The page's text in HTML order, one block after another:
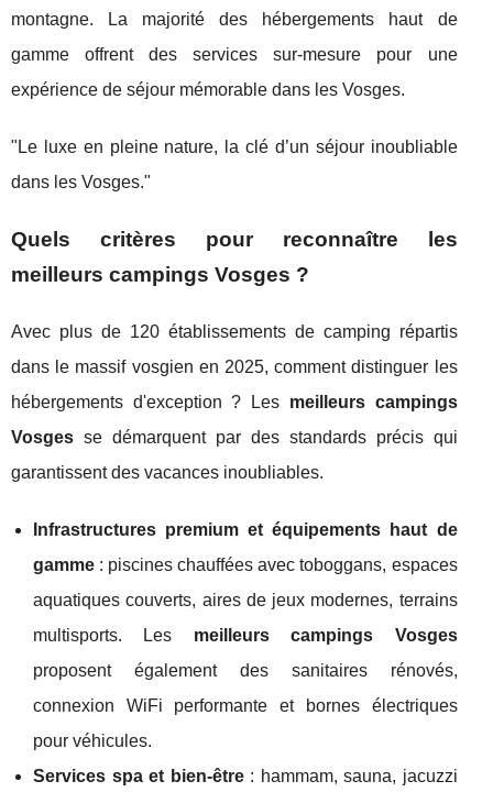
montagne. La majorité des hébergements haut de
gamme offrent des services sur-mesure pour une
expérience de séjour mémorable dans les Vosges.
"Le luxe en pleine nature, la clé d’un séjour inoubliable
dans les Vosges."
Quels critères pour reconnaître les
meilleurs campings Vosges ?
Avec plus de 120 établissements de camping répartis
dans le massif vosgien en 2025, comment distinguer les
hébergements d'exception ? Les meilleurs campings
Vosges se démarquent par des standards précis qui
garantissent des vacances inoubliables.
Infrastructures premium et équipements haut de
gamme : piscines chauffées avec toboggans, espaces
aquatiques couverts, aires de jeux modernes, terrains
multisports. Les meilleurs campings Vosges
proposent également des sanitaires rénovés,
connexion WiFi performante et bornes électriques
pour véhicules.
Services spa et bien-être: hammam, sauna, jacuzzi